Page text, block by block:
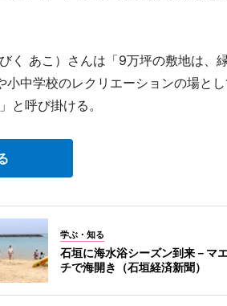
く あこ）さんは「9万坪の敷地は、
中学校のレクリエーションの場と
と呼び掛ける。
学ぶ・知る
石垣に海水浴シーズン到来－マ
チで海開き（石垣経済新聞）